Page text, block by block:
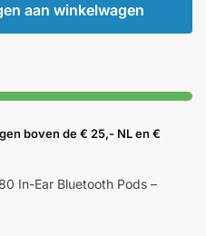
aan winkelwagen
boven de € 25,- NL en €
In-Ear Bluetooth Pods –